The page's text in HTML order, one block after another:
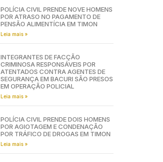
POLÍCIA CIVIL PRENDE NOVE HOMENS
POR ATRASO NO PAGAMENTO DE
PENSÃO ALIMENTÍCIA EM TIMON
Leia mais »
INTEGRANTES DE FACÇÃO
CRIMINOSA RESPONSÁVEIS POR
ATENTADOS CONTRA AGENTES DE
SEGURANÇA EM BACURI SÃO PRESOS
EM OPERAÇÃO POLICIAL
Leia mais »
POLÍCIA CIVIL PRENDE DOIS HOMENS
POR AGIOTAGEM E CONDENAÇÃO
POR TRÁFICO DE DROGAS EM TIMON
Leia mais »